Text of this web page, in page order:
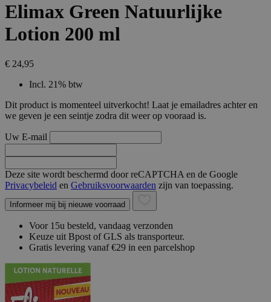
Elimax Green Natuurlijke
Lotion 200 ml
€ 24,95
Incl. 21% btw
Dit product is momenteel uitverkocht! Laat je emailadres achter en
we geven je een seintje zodra dit weer op vooraad is.
Uw E-mail
Deze site wordt beschermd door reCAPTCHA en de Google
Privacybeleid en Gebruiksvoorwaarden zijn van toepassing.
Informeer mij bij nieuwe voorraad
Voor 15u besteld, vandaag verzonden
Keuze uit Bpost of GLS als transporteur.
Gratis levering vanaf €29 in een parcelshop